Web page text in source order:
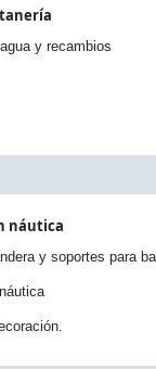
y recambios
náutica
y soportes para